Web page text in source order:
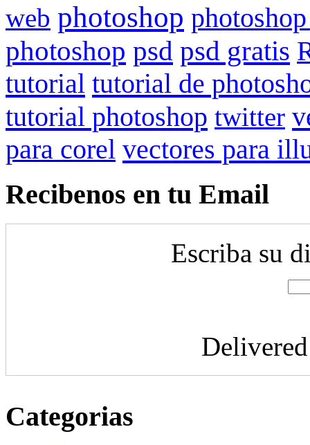
web photoshop
photoshop psd psd gratis
tutorial tutorial de
tutorial photoshop twitter
para corel vectores para
Recibenos en tu Email
Escriba su
Categorias